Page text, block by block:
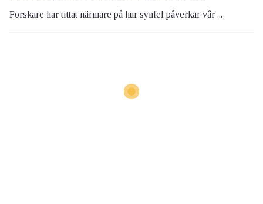
Forskare har tittat närmare på hur synfel påverkar vår ...